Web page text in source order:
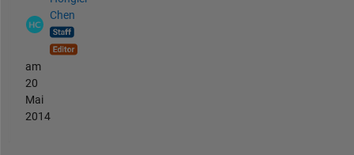
Chen
am
20
Mai
2014